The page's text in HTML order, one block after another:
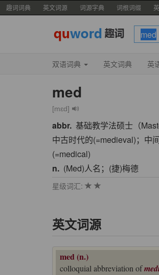
趣词词典 英文词源 词源字典 词根词缀
双语词典 英文词典 英
med
[mɛd]
abbr. 基础教学法硕士（
中古时代的(=medieval)；中
(=medical)
n. (Med)人名；(捷)梅德
星级词汇:
英文词源
med (n.)
colloquial abbreviation of